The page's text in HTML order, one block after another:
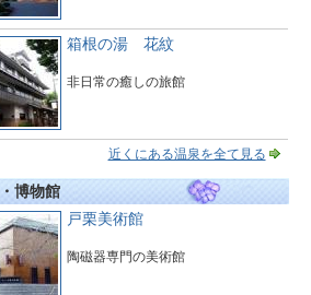
箱根の湯 花紋
非日常の癒しの旅館
近くにある温泉を全て見る
博物館
戸栗美術館
陶磁器専門の美術館